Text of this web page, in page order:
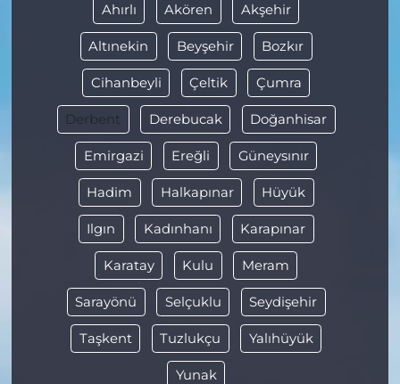
Ahırlı Akören Akşehir
Altınekin Beyşehir Bozkır
Cihanbeyli Çeltik Çumra
Derbent Derebucak Doğanhisar
Emirgazi Ereğli Güneysınır
Hadim Halkapınar Hüyük
Ilgın Kadınhanı Karapınar
Karatay Kulu Meram
Sarayönü Selçuklu Seydişehir
Taşkent Tuzlukçu Yalıhüyük
Yunak